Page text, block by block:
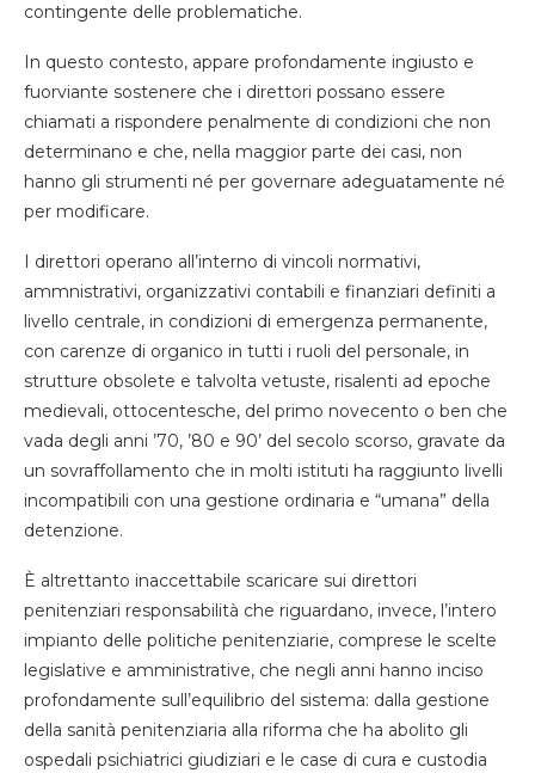
contingente delle problematiche.
In questo contesto, appare profondamente ingiusto e
fuorviante sostenere che i direttori possano essere
chiamati a rispondere penalmente di condizioni che non
determinano e che, nella maggior parte dei casi, non
hanno gli strumenti né per governare adeguatamente né
per modificare.
I direttori operano all’interno di vincoli normativi,
ammnistrativi, organizzativi contabili e finanziari definiti a
livello centrale, in condizioni di emergenza permanente,
con carenze di organico in tutti i ruoli del personale, in
strutture obsolete e talvolta vetuste, risalenti ad epoche
medievali, ottocentesche, del primo novecento o ben che
vada degli anni ’70, ’80 e 90’ del secolo scorso, gravate da
un sovraffollamento che in molti istituti ha raggiunto livelli
incompatibili con una gestione ordinaria e “umana” della
detenzione.
È altrettanto inaccettabile scaricare sui direttori
penitenziari responsabilità che riguardano, invece, l’intero
impianto delle politiche penitenziarie, comprese le scelte
legislative e amministrative, che negli anni hanno inciso
profondamente sull’equilibrio del sistema: dalla gestione
della sanità penitenziaria alla riforma che ha abolito gli
ospedali psichiatrici giudiziari e le case di cura e custodia